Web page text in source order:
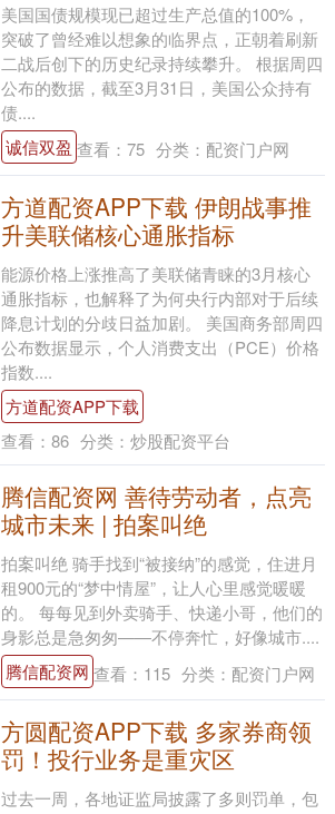
美国国债规模现已超过生产总值的100%，
突破了曾经难以想象的临界点，正朝着刷新
二战后创下的历史纪录持续攀升。 根据周四
公布的数据，截至3月31日，美国公众持有
债....
诚信双盈 查看： 75 分类： 配资门户网
方道配资APP下载 伊朗战事推
升美联储核心通胀指标
能源价格上涨推高了美联储青睐的3月核心
通胀指标，也解释了为何央行内部对于后续
降息计划的分歧日益加剧。 美国商务部周四
公布数据显示，个人消费支出（PCE）价格
指数....
方道配资APP下载
查看： 86 分类： 炒股配资平台
腾信配资网 善待劳动者，点亮
城市未来 | 拍案叫绝
拍案叫绝 骑手找到“被接纳”的感觉，住进月
租900元的“梦中情屋”，让人心里感觉暖暖
的。 每每见到外卖骑手、快递小哥，他们的
身影总是急匆匆——不停奔忙，好像城市....
腾信配资网 查看： 115 分类： 配资门户网
方圆配资APP下载 多家券商领
罚！投行业务是重灾区
过去一周，各地证监局披露了多则罚单，包